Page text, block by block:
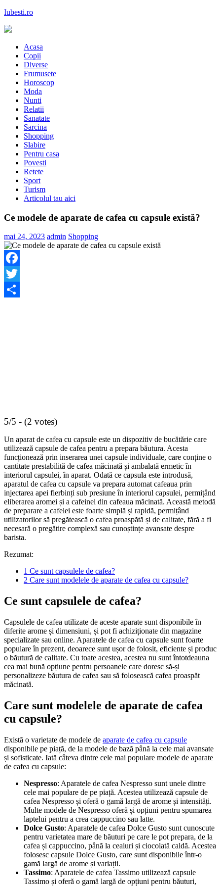
Skip
content
Iubesti.ro
astazi
Acasa
Copii
Diverse
Frumusete
Horoscop
Moda
Nunti
Relatii
Sanatate
Sarcina
Shopping
Slabire
Pentru casa
Povesti
Retete
Sport
Turism
Articolul tau aici
Ce modele de aparate de cafea cu capsule există?
mai 24, 2023 admin Shopping
Facebook
Twitter
5/5 - (2 votes)
Un aparat de cafea cu capsule este un dispozitiv de bucătărie care
utilizează capsule de cafea pentru a prepara băutura. Acesta
funcționează prin inserarea unei capsule individuale, care conține o
cantitate prestabilită de cafea măcinată și ambalată ermetic în
interiorul capsulei, în aparat. Odată ce capsula este introdusă,
aparatul de cafea cu capsule va prepara automat cafeaua prin
injectarea apei fierbinți sub presiune în interiorul capsulei, permițând
eliberarea aromei și a cafeinei din cafeaua măcinată. Această metodă
de preparare a cafelei este foarte simplă și rapidă, permițând
utilizatorilor să pregătească o cafea proaspătă și de calitate, fără a fi
necesară o pregătire complexă sau cunoștințe avansate despre
barista.
Rezumat:
1 Ce sunt capsulele de cafea?
2 Care sunt modelele de aparate de cafea cu capsule?
Ce sunt capsulele de cafea?
Capsulele de cafea utilizate de aceste aparate sunt disponibile în
diferite arome și dimensiuni, și pot fi achiziționate din magazine
specializate sau online. Aparatele de cafea cu capsule sunt foarte
populare în prezent, deoarece sunt ușor de folosit, eficiente și produc
o băutură de calitate. Cu toate acestea, acestea nu sunt întotdeauna
cea mai bună opțiune pentru persoanele care doresc să-și
personalizeze băutura de cafea sau să folosească cafea proaspăt
măcinată.
Care sunt modelele de aparate de cafea
cu capsule?
Există o varietate de modele de aparate de cafea cu capsule
disponibile pe piață, de la modele de bază până la cele mai avansate
și sofisticate. Iată câteva dintre cele mai populare modele de aparate
de cafea cu capsule:
Nespresso: Aparatele de cafea Nespresso sunt unele dintre
cele mai populare de pe piață. Acestea utilizează capsule de
cafea Nespresso și oferă o gamă largă de arome și intensități.
Multe modele de Nespresso oferă și opțiuni pentru spumarea
laptelui pentru a crea cappuccino sau latte.
Dolce Gusto: Aparatele de cafea Dolce Gusto sunt cunoscute
pentru varietatea mare de băuturi pe care le pot prepara, de la
cafea și cappuccino, până la ceaiuri și ciocolată caldă. Acestea
folosesc capsule Dolce Gusto, care sunt disponibile într-o
gamă largă de arome și variații.
Tassimo: Aparatele de cafea Tassimo utilizează capsule
Tassimo și oferă o gamă largă de opțiuni pentru băuturi,